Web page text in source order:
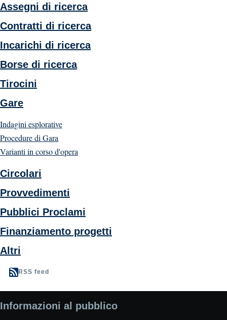
Assegni di ricerca
Contratti di ricerca
Incarichi di ricerca
Borse di ricerca
Tirocini
Gare
Indagini esplorative
Procedure di Gara
Varianti in corso d'opera
Circolari
Provvedimenti
Pubblici Proclami
Finanziamento progetti
Altri
RSS feed
Informazioni al pubblico